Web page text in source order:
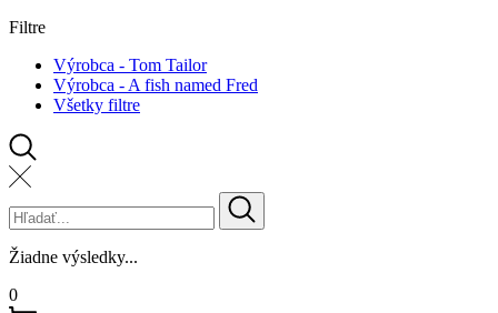
Filtre
Výrobca - Tom Tailor
Výrobca - A fish named Fred
Všetky filtre
Žiadne výsledky...
0